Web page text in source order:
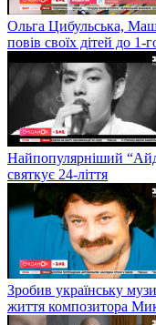
Ольга Цибульська,
повів своїх дітей до 1-
Найпопулярніший
святкує 24-ліття
Зробив українську
життя композитора